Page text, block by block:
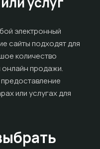
электронный
сайты подходят для
количество
продажи.
или услугах для